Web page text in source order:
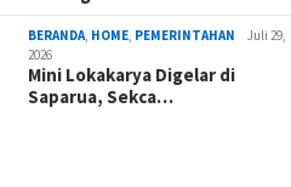
BERANDA, HOME, PEMERINTAHAN
Juli 29,
2026
Mini Lokakarya Digelar di
Saparua, Sekca…